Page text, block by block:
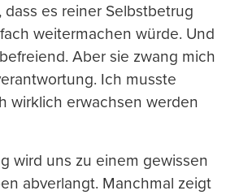
es reiner Selbstbetrug
weitermachen würde. Und
Aber sie zwang mich
Ich musste
wirklich erwachsen werden
wird uns zu einem gewissen
abverlangt. Manchmal zeigt